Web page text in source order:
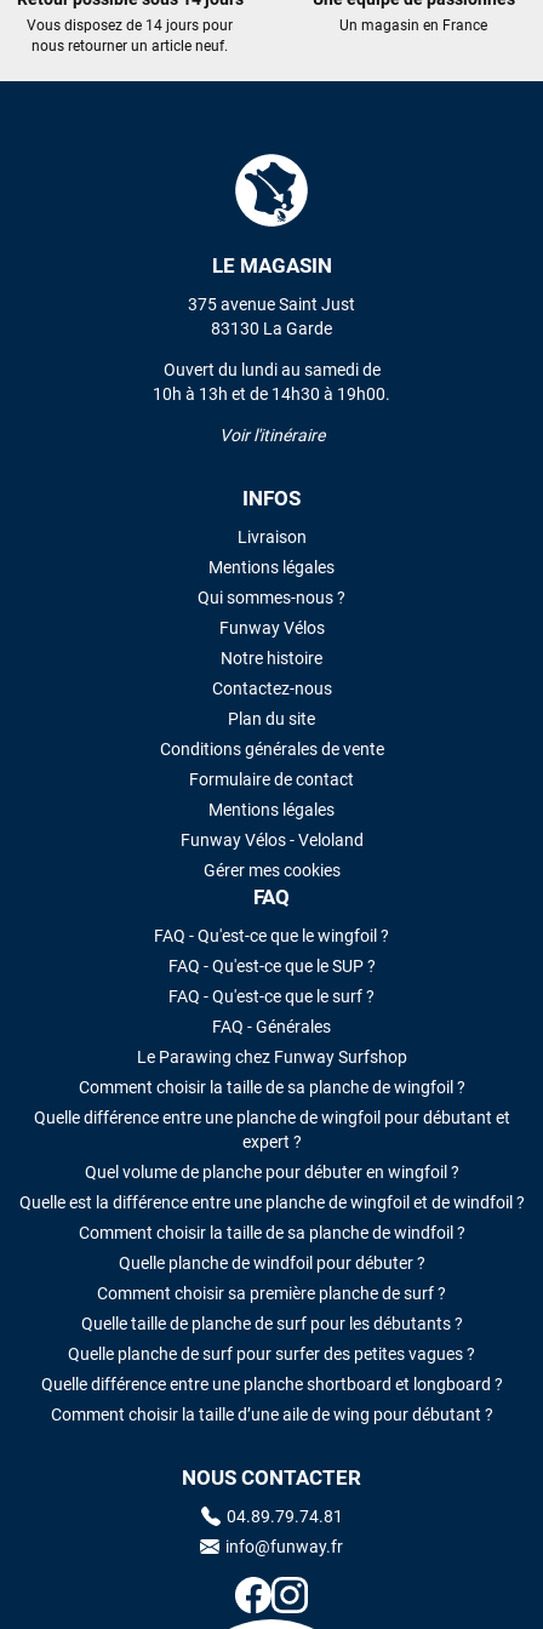
Vous disposez de 14 jours pour
nous retourner un article neuf.
Un magasin en France
LE MAGASIN
375 avenue Saint Just
83130 La Garde
Ouvert du lundi au samedi de
10h à 13h et de 14h30 à 19h00.
Voir l'itinéraire
INFOS
Livraison
Mentions légales
Qui sommes-nous ?
Funway Vélos
Notre histoire
Contactez-nous
Plan du site
Conditions générales de vente
Formulaire de contact
Mentions légales
Funway Vélos - Veloland
Gérer mes cookies
FAQ
FAQ - Qu'est-ce que le wingfoil ?
FAQ - Qu'est-ce que le SUP ?
FAQ - Qu'est-ce que le surf ?
FAQ - Générales
Le Parawing chez Funway Surfshop
Comment choisir la taille de sa planche de wingfoil ?
Quelle différence entre une planche de wingfoil pour débutant et
expert ?
Quel volume de planche pour débuter en wingfoil ?
Quelle est la différence entre une planche de wingfoil et de windfoil ?
Comment choisir la taille de sa planche de windfoil ?
Quelle planche de windfoil pour débuter ?
Comment choisir sa première planche de surf ?
Quelle taille de planche de surf pour les débutants ?
Quelle planche de surf pour surfer des petites vagues ?
Quelle différence entre une planche shortboard et longboard ?
Comment choisir la taille d’une aile de wing pour débutant ?
NOUS CONTACTER
04.89.79.74.81
info@funway.fr
J'ai acheté une voile d'occasion depuis Tahiti. Super service.
L'envoi a été rapide. La voile est arrivée en super état.
Mauruuru roa.
VOIR TOUS LES AVIS
LAISSER UN AVIS